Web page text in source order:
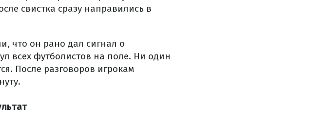
свистка сразу направились в
что он рано дал сигнал о
всех футболистов на поле. Ни один
После разговоров игрокам